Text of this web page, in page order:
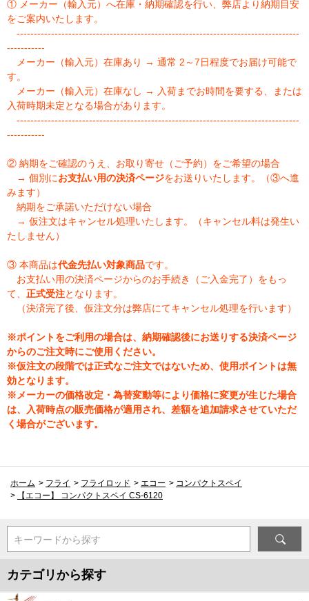
① メーカー（輸入元）へ在庫・納期確認を行い、弊店より納期目安
をご案内いたします。
----------------------------------------------------------------------------------
-----------
メーカー（輸入元）在庫あり → 通常 2～7日程度でお届け可能で
す。
メーカー（輸入元）在庫なし → 入荷までお時間を要する、または
入荷時期未定となる場合があります。
----------------------------------------------------------------------------------
-----------
② 納期をご確認のうえ、お取り寄せ（ご予約）をご希望の場合
→ 個別にお支払い用の決済ページをお送りいたします。（③へ進
みます）
納期をご承諾いただけない場合
→ 仮注文はキャンセル処理いたします。（キャンセル料は発生い
たしません）
③ 本商品は代金先払い対象商品です。
お支払い用の決済ページからのお手続き（ご入金完了）をもっ
て、 正式受注となります。
（決済完了後、仮注文分は弊店にてキャンセル処理を行います）
※ポイントをご利用の場合は、納期確認後にお送りする決済ページ
からのご注文時にご使用ください。
※仮注文の段階では正式なご注文ではないため、使用ポイントは無
効となります。
※メーカーの価格改定・為替変動等により価格に変更が生じた場合
は、入荷時点の販売価格が適用され、差額を追加請求させていただ
く場合がございます。
ホーム > フライ > フライロッド > エコー > コンパクトスペイ
>
【エコー】 コンパクトスペイ CS-6120
キーワードから探す
カテゴリから探す